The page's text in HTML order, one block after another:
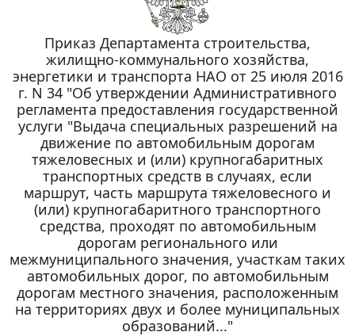
Приказ Департамента строительства,
жилищно-коммунального хозяйства,
энергетики и транспорта НАО от 25 июля 2016
г. N 34 "Об утверждении Административного
регламента предоставления государственной
услуги "Выдача специальных разрешений на
движение по автомобильным дорогам
тяжеловесных и (или) крупногабаритных
транспортных средств в случаях, если
маршрут, часть маршрута тяжеловесного и
(или) крупногабаритного транспортного
средства, проходят по автомобильным
дорогам регионального или
межмуниципального значения, участкам таких
автомобильных дорог, по автомобильным
дорогам местного значения, расположенным
на территориях двух и более муниципальных
образований..."